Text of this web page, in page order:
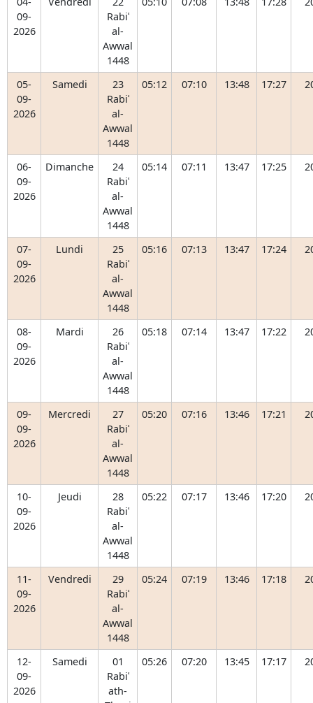
09-
2026
Rabiʿ
al-
Awwal
1448
05-
09-
2026
Samedi
23
Rabiʿ
al-
Awwal
1448
05:12 07:10 13:48 17:27
06-
09-
2026
Dimanche
24
Rabiʿ
al-
Awwal
1448
05:14 07:11 13:47 17:25
07-
09-
2026
Lundi
25
Rabiʿ
al-
Awwal
1448
05:16 07:13 13:47 17:24
08-
09-
2026
Mardi
26
Rabiʿ
al-
Awwal
1448
05:18 07:14 13:47 17:22
09-
09-
2026
Mercredi
27
Rabiʿ
al-
Awwal
1448
05:20 07:16 13:46 17:21
10-
09-
2026
Jeudi
28
Rabiʿ
al-
Awwal
1448
05:22 07:17 13:46 17:20
11-
09-
2026
Vendredi
29
Rabiʿ
al-
Awwal
1448
05:24 07:19 13:46 17:18
12-
09-
2026
Samedi
01
Rabiʿ
ath-
05:26 07:20 13:45 17:17